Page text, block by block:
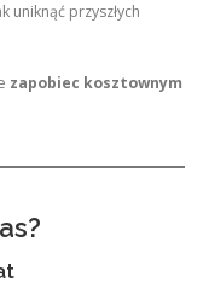
uniknąć przyszłych
zapobiec kosztownym